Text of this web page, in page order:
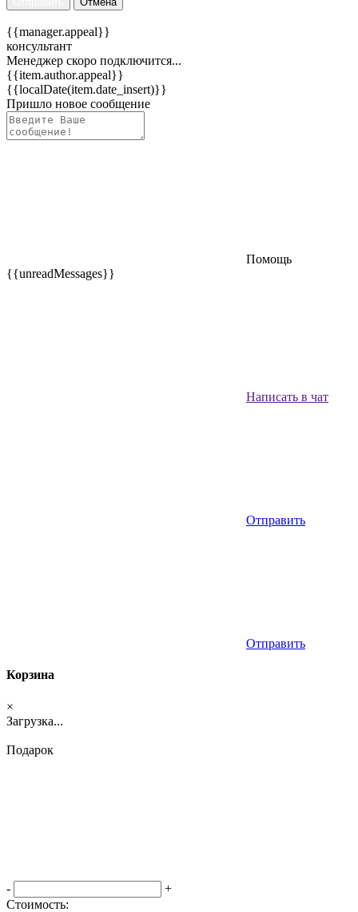
{{manager.appeal}}
консультант
Менеджер скоро подключится...
{{item.author.appeal}}
{{localDate(item.date_insert)}}
Пришло новое сообщение
Помощь
{{unreadMessages}}
Написать в чат
Отправить
Отправить
Корзина
×
Загрузка...
Подарок
-
+
Стоимость: